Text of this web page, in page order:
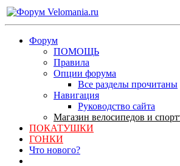
Форум
ПОМОЩЬ
Правила
Опции форума
Все разделы прочитаны
Навигация
Руководство сайта
Магазин велосипедов и
ПОКАТУШКИ
ГОНКИ
Что нового?